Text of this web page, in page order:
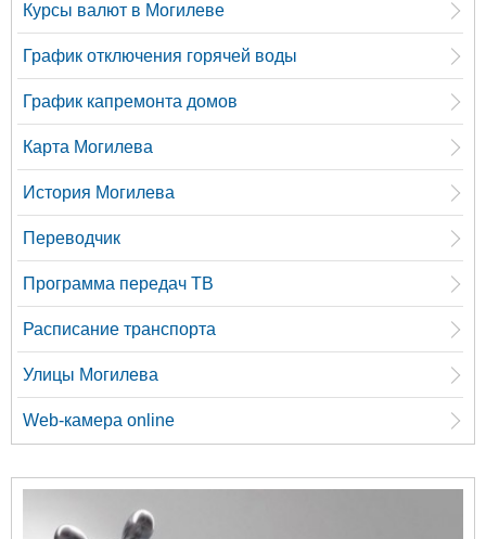
Курсы валют в Могилеве
График отключения горячей воды
График капремонта домов
Карта Могилева
История Могилева
Переводчик
Программа передач ТВ
Расписание транспорта
Улицы Могилева
Web-камера online